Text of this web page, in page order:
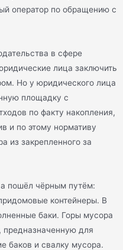
оператор по обращению с
в сфере
лица заключить
Но у юридического лица
площадку с
по факту накопления,
и по этому нормативу
из закрепленного за
а пошёл чёрным путём:
контейнеры. В
баки. Горы мусора
предназначенную для
баков и свалку мусора.